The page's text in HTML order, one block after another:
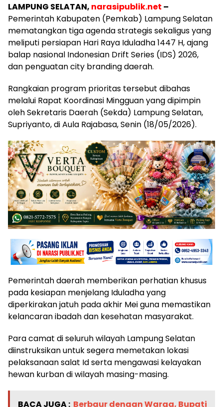
LAMPUNG SELATAN, narasipublik.net –
Pemerintah Kabupaten (Pemkab) Lampung Selatan
mematangkan tiga agenda strategis sekaligus yang
meliputi persiapan Hari Raya Iduladha 1447 H, ajang
balap nasional Indonesian Drift Series (IDS) 2026,
dan penguatan city branding daerah.
​Rangkaian program prioritas tersebut dibahas
melalui Rapat Koordinasi Mingguan yang dipimpin
oleh Sekretaris Daerah (Sekda) Lampung Selatan,
Supriyanto, di Aula Rajabasa, Senin (18/05/2026).
​Pemerintah daerah memberikan perhatian khusus
pada kesiapan menjelang Iduladha yang
diperkirakan jatuh pada akhir Mei guna memastikan
kelancaran ibadah dan kesehatan masyarakat.
Para camat di seluruh wilayah Lampung Selatan
diinstruksikan untuk segera memetakan lokasi
pelaksanaan salat Id serta mengawasi kelayakan
hewan kurban di wilayah masing-masing.
BACA JUGA : Berbaur dengan Warga, Bupati